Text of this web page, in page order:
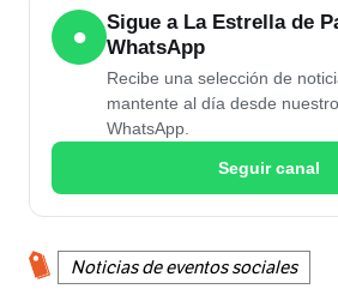
●
Sigue a La Estrella de
WhatsApp
Recibe una selección de
mantente al día desde
WhatsApp.
Seguir canal
Noticias de eventos sociales